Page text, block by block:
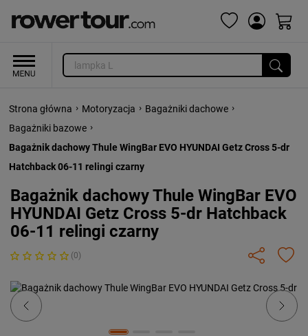
Strona główna › Motoryzacja › Bagażniki dachowe ›
Bagażniki bazowe ›
Bagażnik dachowy Thule WingBar EVO HYUNDAI Getz Cross 5-dr
Hatchback 06-11 relingi czarny
Bagażnik dachowy Thule WingBar EVO
HYUNDAI Getz Cross 5-dr Hatchback
06-11 relingi czarny
(0)
Previous Next